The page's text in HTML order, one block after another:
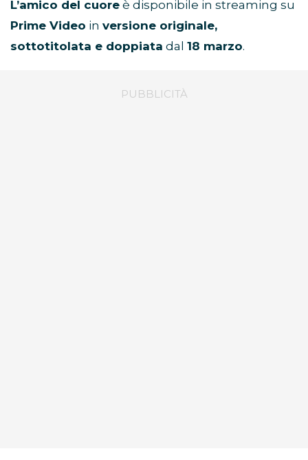
L’amico del cuore è disponibile in streaming su
Prime Video in versione originale,
sottotitolata e doppiata dal 18 marzo.